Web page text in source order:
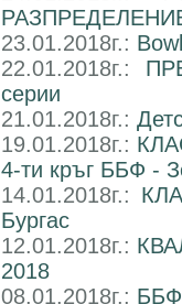
23.01.2018г.:
22.01.2018г.:
серии
21.01.2018г.:
19.01.2018г.:
4-ти кръг ББФ -
14.01.2018г.:
Бургас
12.01.2018г.:
2018
08.01.2018г.: ББФ